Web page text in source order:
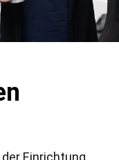
Einrichtung